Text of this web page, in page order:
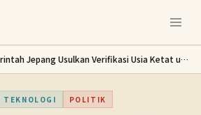
Panel Pemerintah Jepang Usulkan Verifikasi Usia Ketat untuk Media Sosial Anak
TEKNOLOGI POLITIK